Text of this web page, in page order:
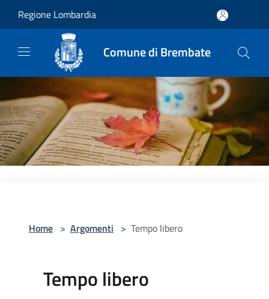
Regione Lombardia
Comune di Brembate
Home > Argomenti > Tempo libero
Tempo libero